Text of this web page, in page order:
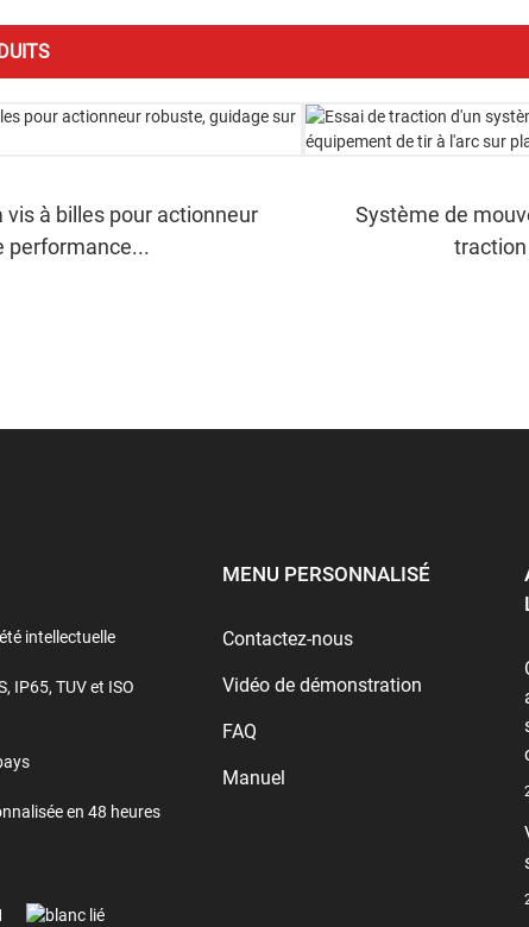
vis à billes pour actionneur
performance...
Système de
traction
intellectuelle
IP65, TUV et ISO
en 48 heures
MENU PERSONNALISÉ
Contactez-nous
Vidéo de démonstration
FAQ
Manuel